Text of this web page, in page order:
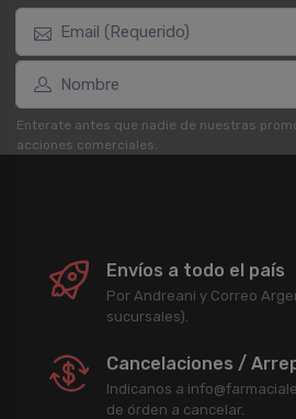
Enterate antes que nadie de nuestras
acciones comerciales.
Envíos a todo el país
Por Andreani y Correo
sucursales).
Cancelaciones /
Indicanos a
de órden a cancelar.